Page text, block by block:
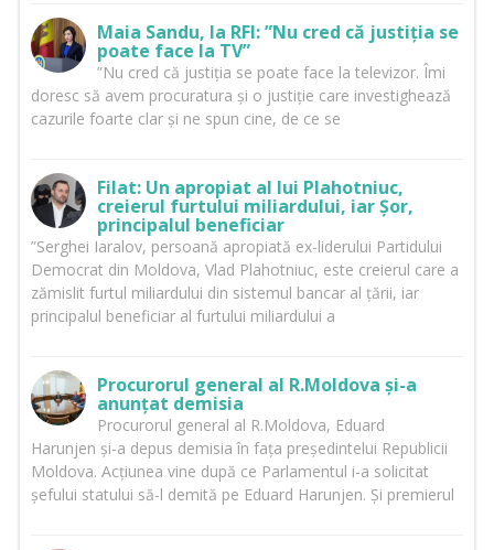
Maia Sandu, la RFI: ”Nu cred că justiția se
poate face la TV”
”Nu cred că justiția se poate face la televizor. Îmi
doresc să avem procuratura și o justiție care investighează
cazurile foarte clar și ne spun cine, de ce se
Filat: Un apropiat al lui Plahotniuc,
creierul furtului miliardului, iar Șor,
principalul beneficiar
”Serghei Iaralov, persoană apropiată ex-liderului Partidului
Democrat din Moldova, Vlad Plahotniuc, este creierul care a
zămislit furtul miliardului din sistemul bancar al țării, iar
principalul beneficiar al furtului miliardului a
Procurorul general al R.Moldova și-a
anunțat demisia
Procurorul general al R.Moldova, Eduard
Harunjen și-a depus demisia în fața președintelui Republicii
Moldova. Acțiunea vine după ce Parlamentul i-a solicitat
șefului statului să-l demită pe Eduard Harunjen. Și premierul